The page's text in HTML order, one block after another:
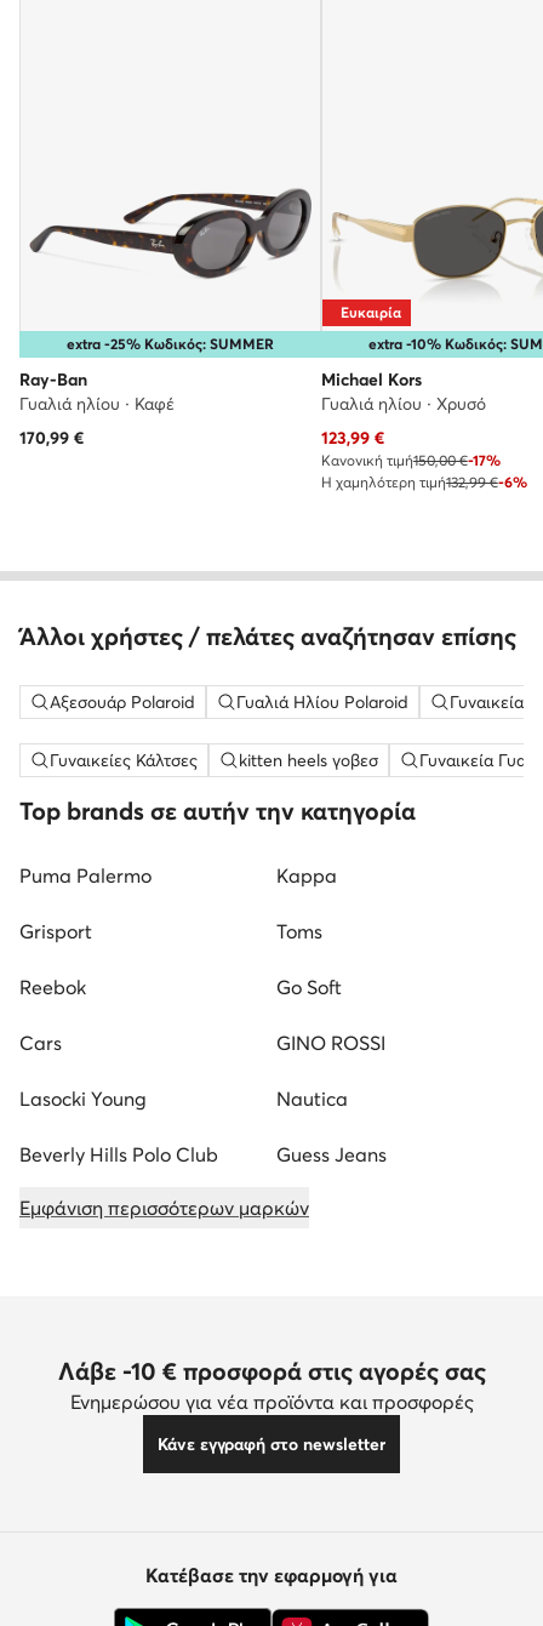
extra -25% Κωδικός: SUMMER
Ray-Ban
Γυαλιά ηλίου · Καφέ
170,99 €
extra -10% Κωδικός:
Ευκαιρία
Michael Kors
Γυαλιά ηλίου · Χρυσό
Τρέχουσα τιμή
123,99€
Κανονική τιμή150,00 €-17%
Η χαμηλότερη τιμή132,99 €-6%
Άλλοι χρήστες / πελάτες αναζήτησαν επίσης
Αξεσουάρ Polaroid Γυαλιά Ηλίου Polaroid Γυναικεία
Γυναικείες Κάλτσες kitten heels γοβεσ Γυναικεία
Top brands σε αυτήν την κατηγορία
Puma Palermo Kappa
Grisport Toms
Reebok Go Soft
Cars GINO ROSSI
Lasocki Young Nautica
Beverly Hills Polo Club Guess Jeans
Εμφάνιση περισσότερων μαρκών
Λάβε -10 € προσφορά στις αγορές σας
Ενημερώσου για νέα προϊόντα και προσφορές
Κάνε εγγραφή στο newsletter
Κατέβασε την εφαρμογή για